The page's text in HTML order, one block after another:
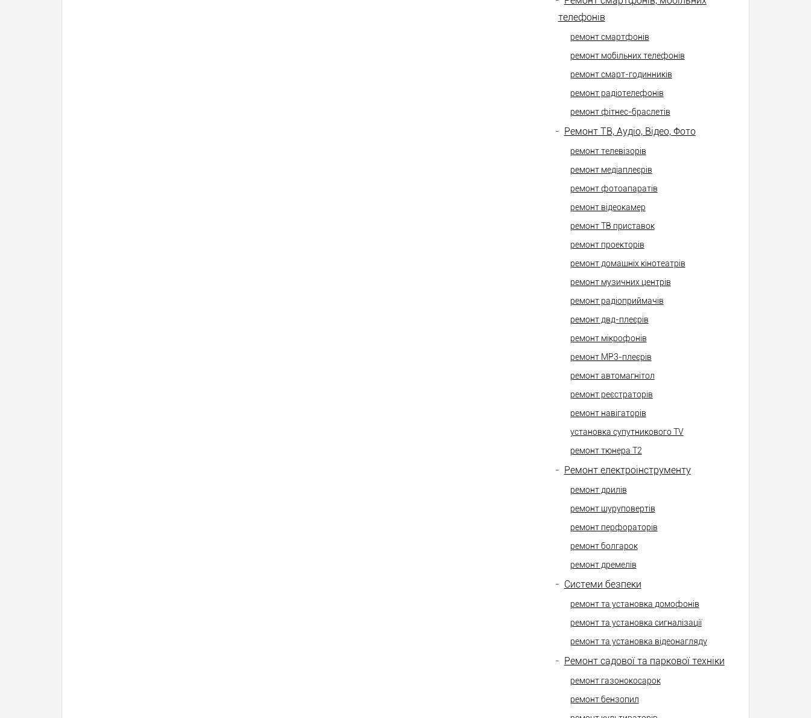
телефонів
ремонт смартфонів
ремонт мобільних телефонів
ремонт смарт-годинників
ремонт радіотелефонів
ремонт фітнес-браслетів
- Ремонт ТВ, Аудіо, Відео, Фото
ремонт телевізорів
ремонт медіаплеєрів
ремонт фотоапаратів
ремонт відеокамер
ремонт ТВ приставок
ремонт проекторів
ремонт домашніх кінотеатрів
ремонт музичних центрів
ремонт радіоприймачів
ремонт двд-плеєрів
ремонт мікрофонів
ремонт МР3-плеєрів
ремонт автомагнітол
ремонт реєстраторів
ремонт навігаторів
установка супутникового TV
ремонт тюнера Т2
- Ремонт електроінструменту
ремонт дрилів
ремонт шуруповертів
ремонт перфораторів
ремонт болгарок
ремонт дремелів
- Системи безпеки
ремонт та установка домофонів
ремонт та установка сигналізації
ремонт та установка відеонагляду
- Ремонт садової та паркової техніки
ремонт газонокосарок
ремонт бензопил